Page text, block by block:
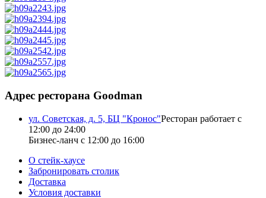
Адрес ресторана Goodman
ул. Советская, д. 5, БЦ "Кронос"Ресторан работает с
12:00 до 24:00
Бизнес-ланч с 12:00 до 16:00
О стейк-хаусе
Забронировать столик
Доставка
Условия доставки